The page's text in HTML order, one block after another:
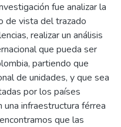
fue analizar la
de vista del trazado
realizar un análisis
que pueda ser
partiendo que
de unidades, y que sea
por los países
infraestructura férrea
que las